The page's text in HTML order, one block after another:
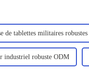
de tablettes militaires robustes
industriel robuste ODM